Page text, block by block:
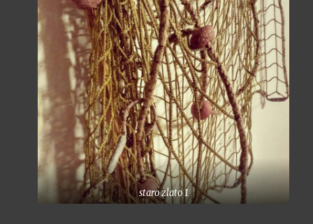
staro zlato 1